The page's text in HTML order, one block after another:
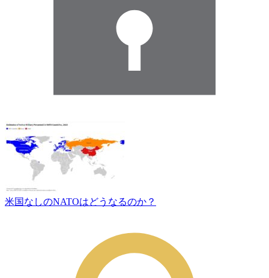
米国なしのNATOはどうなるのか？